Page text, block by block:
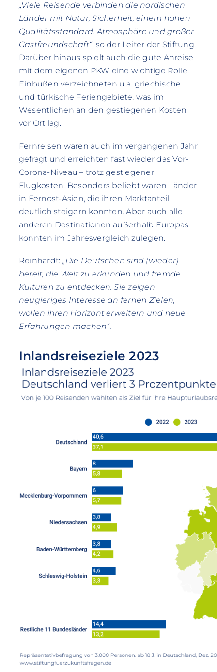
„Viele Reisende verbinden die nordischen
Länder mit Natur, Sicherheit, einem hohen
Qualitätsstandard, Atmosphäre und großer
Gastfreundschaft“, so der Leiter der Stiftung.
Darüber hinaus spielt auch die gute Anreise
mit dem eigenen PKW eine wichtige Rolle.
Einbußen verzeichneten u.a. griechische
und türkische Feriengebiete, was im
Wesentlichen an den gestiegenen Kosten
vor Ort lag.
Fernreisen waren auch im vergangenen Jahr
gefragt und erreichten fast wieder das Vor-
Corona-Niveau – trotz gestiegener
Flugkosten. Besonders beliebt waren Länder
in Fernost-Asien, die ihren Marktanteil
deutlich steigern konnten. Aber auch alle
anderen Destinationen außerhalb Europas
konnten im Jahresvergleich zulegen.
Reinhardt: „Die Deutschen sind (wieder)
bereit, die Welt zu erkunden und fremde
Kulturen zu entdecken. Sie zeigen
neugieriges Interesse an fernen Zielen,
wollen ihren Horizont erweitern und neue
Erfahrungen machen“.
Inlandsreiseziele 2023